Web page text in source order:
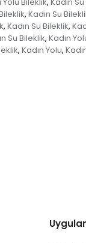
,
, Kadın Su
, Kadın Su Bileklik,
Su Bileklik, Kadın
, Kadın Yolu,